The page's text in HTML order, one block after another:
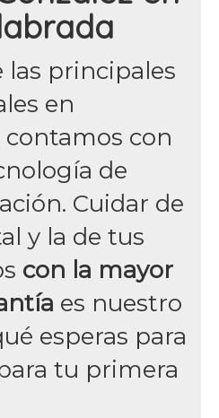
las principales
en
contamos con
de
Cuidar de
y la de tus
con la mayor
es nuestro
esperas para
tu primera